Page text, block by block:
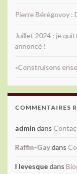
Pierre Bérégovoy :
Juillet 2024 : je
annoncé !
«Construisons
COMMENTAIRES
admin dans
Raffin-Gaydans
l levesquedans